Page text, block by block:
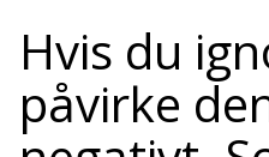
Hvis du
påvirke